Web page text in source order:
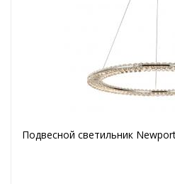
Подвесной светильник